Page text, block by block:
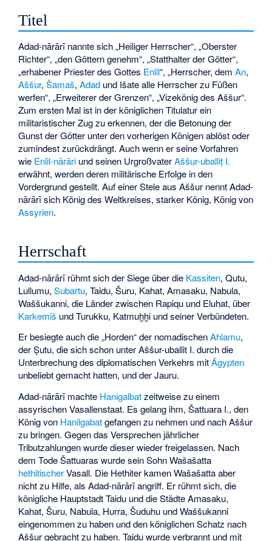
Titel
Adad-nārārī nannte sich „Heiliger Herrscher“, „Oberster
Richter“, „den Göttern genehm“, „Statthalter der Götter“,
„erhabener Priester des Gottes Enlil“, „Herrscher, demAn,
Aššur,Šamaš,Adad und Išatealle Herrscher zu Füßen
werfen“, „Erweiterer der Grenzen“, „Vizekönig des Aššur“.
Zum ersten Mal ist in der königlichen Titulatur ein
militaristischer Zug zu erkennen, der die Betonung der
Gunst der Götter unter den vorherigen Königen ablöst oder
zumindest zurückdrängt. Auch wenn er seine Vorfahren
wie Enlil-nārāri und seinen UrgroßvaterAššur-uballiṭ I.
erwähnt, werden deren militärische Erfolge in den
Vordergrund gestellt. Auf einer Stele ausAššur nennt Adad-
nārārī sich König des Weltkreises, starker König, König von
Assyrien.
Herrschaft
Adad-nārārī rühmt sich der Siege über die Kassiten,Qutu,
Lullumu,Subartu,Taidu, Šuru, Kahat, Amasaku, Nabula,
Waššukanni, die Länder zwischen Rapiqu und Eluhat, über
Karkemiš undTurukku, Katmuḫḫi und seiner Verbündeten.
Er besiegte auch die „Horden“ der nomadischenAhlamu,
derȘutu, die sich schon unterAššur-uballit I. durch die
Unterbrechung des diplomatischen Verkehrs mitÄgypten
unbeliebt gemacht hatten, und der Jauru.
Adad-nārārī machte Hanigalbatzeitweise zu einem
assyrischen Vasallenstaat. Es gelang ihm,Šattuara I., den
König von Hanilgabatgefangen zu nehmen und nach Aššur
zu bringen. Gegen das Versprechen jährlicher
Tributzahlungen wurde dieser wieder freigelassen. Nach
dem Tode Šattuaras wurde sein SohnWašašatta
hethitischerVasall. Die Hethiter kamen Wašašatta aber
nicht zu Hilfe, als Adad-nārārī angriff. Er rühmt sich, die
königliche HauptstadtTaidu und die Städte Amasaku,
Kahat, Šuru, Nabula, Hurra, Šuduhu undWaššukanni
eingenommen zu haben und den königlichen Schatz nach
Aššur gebracht zu haben. Taidu wurde verbrannt und mit